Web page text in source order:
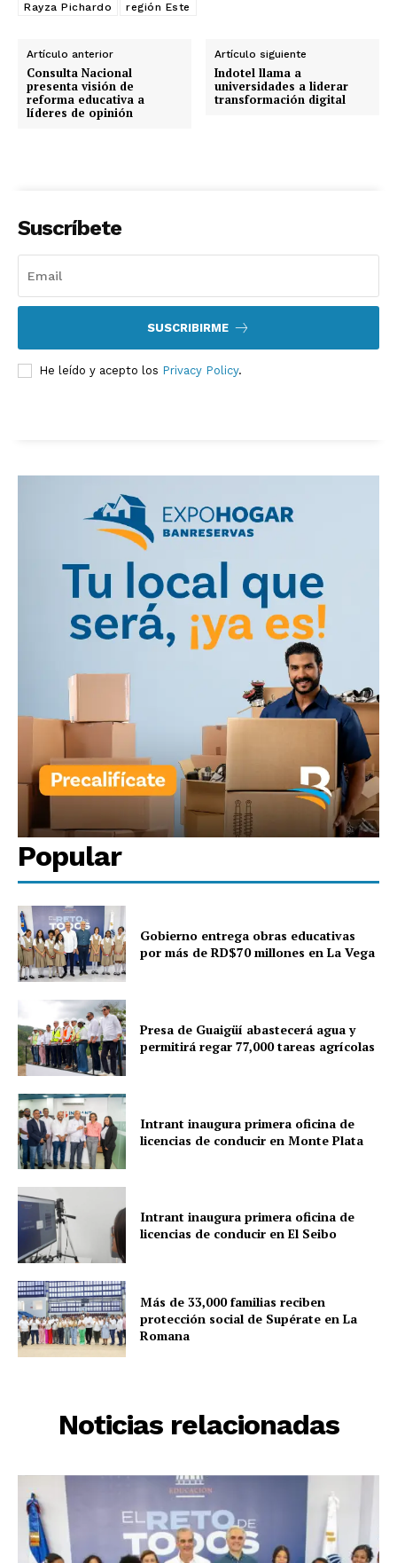
Rayza Pichardo
región Este
Artículo anterior
Consulta Nacional
presenta visión de
reforma educativa a
líderes de opinión
Artículo siguiente
Indotel llama a
universidades a liderar
transformación digital
Suscríbete
SUSCRIBIRME
He leído y acepto los Privacy Policy.
Popular
Gobierno entrega obras educativas
por más de RD$70 millones en La Vega
Presa de Guaigüí abastecerá agua y
permitirá regar 77,000 tareas agrícolas
Intrant inaugura primera oficina de
licencias de conducir en Monte Plata
Intrant inaugura primera oficina de
licencias de conducir en El Seibo
Más de 33,000 familias reciben
protección social de Supérate en La
Romana
Noticias relacionadas